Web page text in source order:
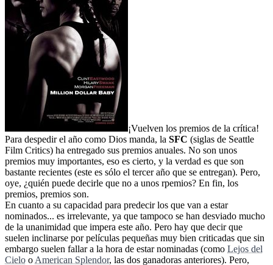
¡Vuelven los premios de la crítica!
Para despedir el año como Dios manda, la SFC (siglas de Seattle
Film Critics) ha entregado sus premios anuales. No son unos
premios muy importantes, eso es cierto, y la verdad es que son
bastante recientes (este es sólo el tercer año que se entregan). Pero,
oye, ¿quién puede decirle que no a unos rpemios? En fin, los
premios, premios son.
En cuanto a su capacidad para predecir los que van a estar
nominados... es irrelevante, ya que tampoco se han desviado mucho
de la unanimidad que impera este año. Pero hay que decir que
suelen inclinarse por películas pequeñas muy bien criticadas que sin
embargo suelen fallar a la hora de estar nominadas (como Lejos del
Cielo o American Splendor, las dos ganadoras anteriores). Pero,